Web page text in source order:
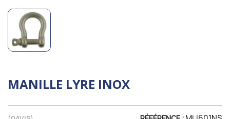
MANILLE LYRE INOX